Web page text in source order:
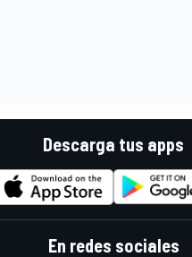
Descarga tus apps
En redes sociales